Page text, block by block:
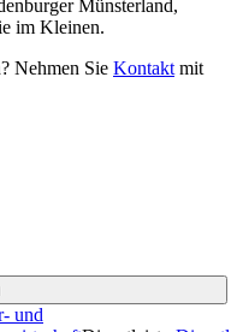
Münsterland,
im Kleinen.
Nehmen Sie Kontakt mit
und